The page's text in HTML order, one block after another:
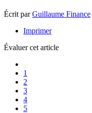
Écrit parGuillaume Finance
Imprimer
Évaluer cet article
1
2
3
4
5